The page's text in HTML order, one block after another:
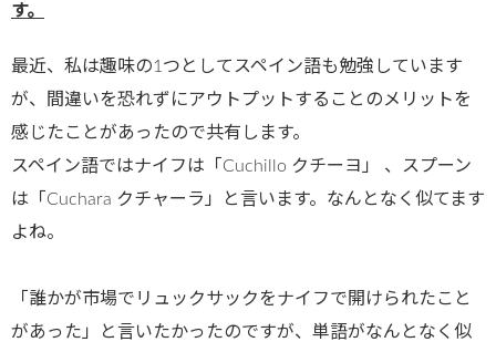
す。
最近、私は趣味の1つとしてスペイン語も勉強しています
が、間違いを恐れずにアウトプットすることのメリットを
感じたことがあったので共有します。
スペイン語ではナイフは「Cuchillo クチーヨ」 、スプーン
は「Cuchara クチャーラ」と言います。なんとなく似てます
よね。
「誰かが市場でリュックサックをナイフで開けられたこと
があった」と言いたかったのですが、単語がなんとなく似